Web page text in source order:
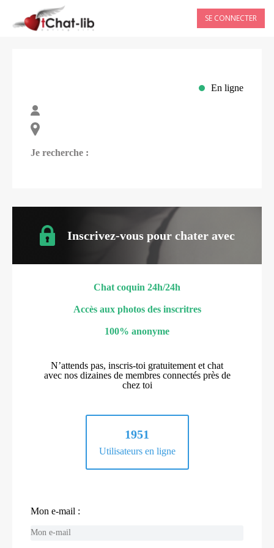
SE CONNECTER
En ligne
Je recherche :
Inscrivez-vous pour chater avec
Chat coquin 24h/24h
Accès aux photos des inscritres
100% anonyme
N’attends pas, inscris-toi gratuitement et chat
avec nos dizaines de membres connectés près de
chez toi
1951
Utilisateurs en ligne
Mon e-mail :